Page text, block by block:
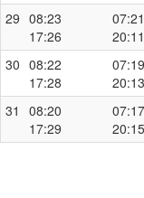
29 08:23
17:26
07:21
20:11
30 08:22
17:28
07:19
20:13
31
08:20
17:29
07:17
20:15